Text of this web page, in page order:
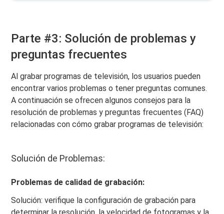
Parte #3: Solución de problemas y
preguntas frecuentes
Al grabar programas de televisión, los usuarios pueden
encontrar varios problemas o tener preguntas comunes.
A continuación se ofrecen algunos consejos para la
resolución de problemas y preguntas frecuentes (FAQ)
relacionadas con cómo grabar programas de televisión:
Solución de Problemas:
Problemas de calidad de grabación:
Solución: verifique la configuración de grabación para